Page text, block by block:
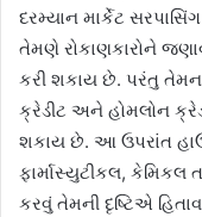
દરમ્યાન માર્કેટ
તેમણે રોકાણકારોને
કરી શકાય છે. પરંતુ
ક્રેડીટ અને હોમલોન
શકાય છે. આ ઉપરાંત
ફાર્માસ્યુટીકલ,
કરવું તેમની દૃષ્ટિએ